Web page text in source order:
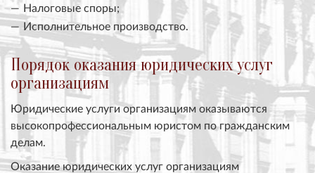
Налоговые споры;
Исполнительное производство.
Порядок оказания юридических услуг
организациям
Юридические услуги организациям оказываются
высокопрофессиональным юристом по гражданским
делам.
Оказание юридических услуг организациям